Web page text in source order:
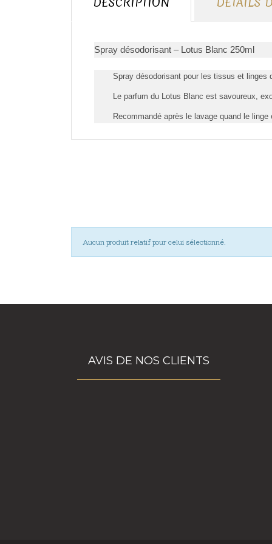
Spray désodorisant – Lotus Blanc 250ml
Spray désodorisant pour les tissus et linges
Le parfum du Lotus Blanc est savoureux,
Recommandé après le lavage quand le
Aucun produit relatif pour celui sélectionné.
AVIS DE NOS CLIENTS